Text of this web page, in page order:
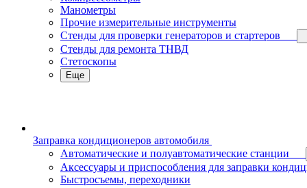
Манометры
Прочие измерительные инструменты
Стенды для проверки генераторов и стартеров
Стенды для ремонта ТНВД
Стетоскопы
Еще
Заправка кондиционеров автомобиля
Автоматические и полуавтоматические станции
Аксессуары и приспособления для заправки
Быстросъемы, переходники